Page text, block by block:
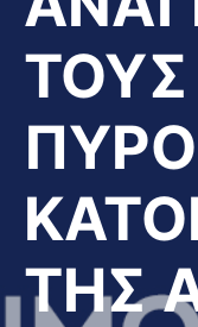
ΤΟΥΣ
ΤΗΣ